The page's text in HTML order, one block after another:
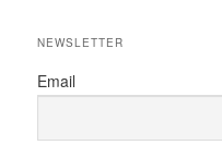
NEWSLETTER
Email